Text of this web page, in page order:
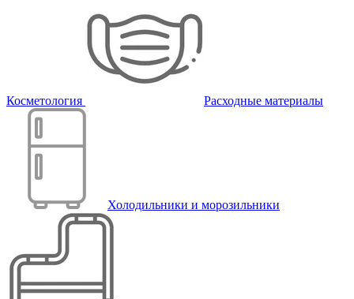
Косметология Расходные материалы
Холодильники и морозильники